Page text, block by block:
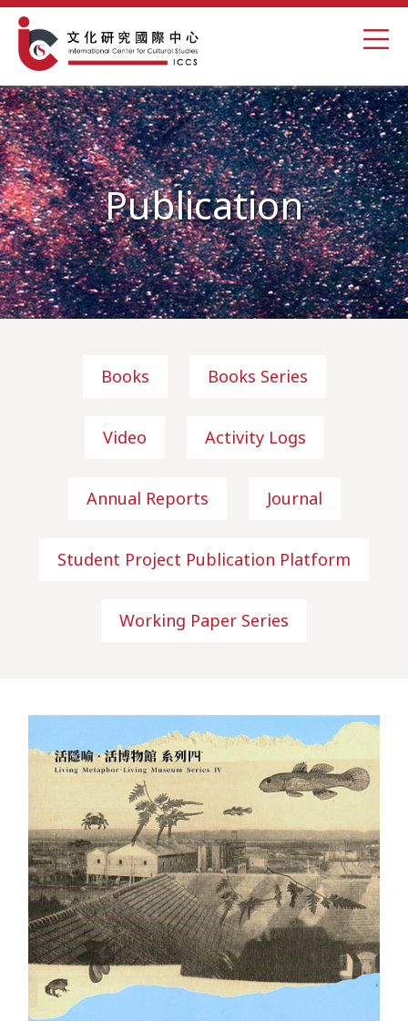
Publication
Books Books Series
Video Activity Logs
Annual Reports Journal
Student Project Publication Platform
Working Paper Series